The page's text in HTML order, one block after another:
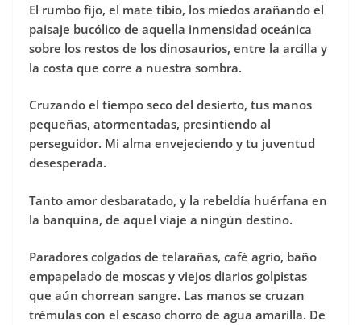
El rumbo fijo, el mate tibio, los miedos arañando el
paisaje bucólico de aquella inmensidad oceánica
sobre los restos de los dinosaurios, entre la arcilla y
la costa que corre a nuestra sombra.
Cruzando el tiempo seco del desierto, tus manos
pequeñas, atormentadas, presintiendo al
perseguidor. Mi alma envejeciendo y tu juventud
desesperada.
Tanto amor desbaratado, y la rebeldía huérfana en
la banquina, de aquel viaje a ningún destino.
Paradores colgados de telarañas, café agrio, baño
empapelado de moscas y viejos diarios golpistas
que aún chorrean sangre. Las manos se cruzan
trémulas con el escaso chorro de agua amarilla. De